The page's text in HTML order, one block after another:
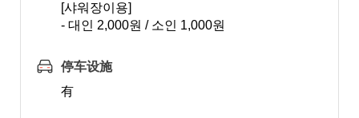
[샤워장이용]
- 대인 2,000원 / 소인 1,000원
停车设施
有